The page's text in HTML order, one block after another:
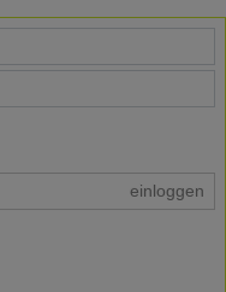
einloggen